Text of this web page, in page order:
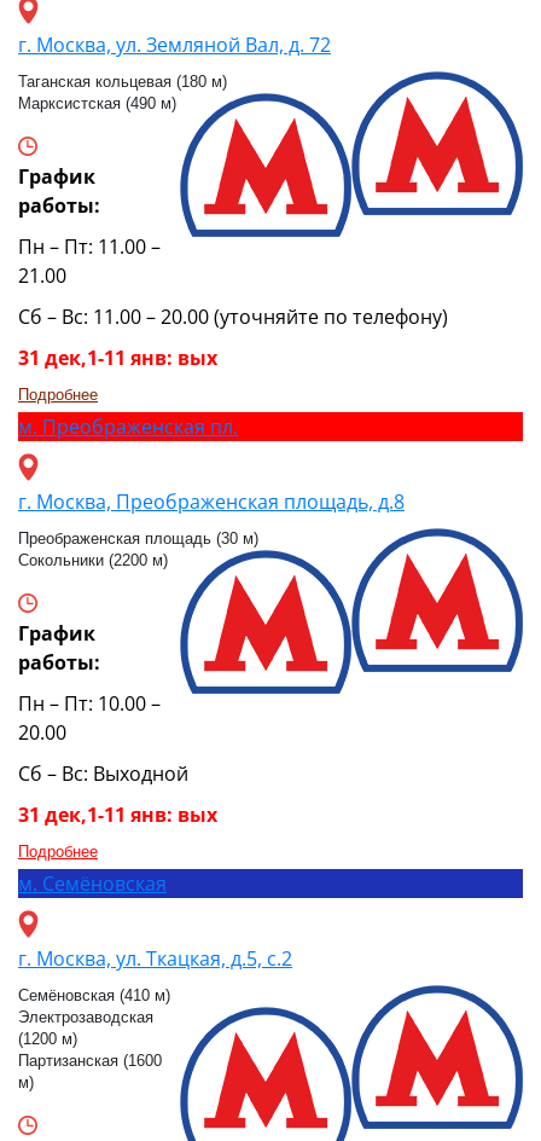
г. Москва, ул. Земляной Вал, д. 72
Таганская кольцевая (180 м)
Марксистская (490 м)
График
работы:
Пн – Пт: 11.00 –
21.00
Сб – Вс: 11.00 – 20.00 (уточняйте по телефону)
31 дек,1-11 янв: вых
Подробнее
м. Преображенская пл.
г. Москва, Преображенская площадь, д.8
Преображенская площадь (30 м)
Сокольники (2200 м)
График
работы:
Пн – Пт: 10.00 –
20.00
Сб – Вс: Выходной
31 дек,1-11 янв: вых
Подробнее
м. Семёновская
г. Москва, ул. Ткацкая, д.5, с.2
Семёновская (410 м)
Электрозаводская
(1200 м)
Партизанская (1600
м)